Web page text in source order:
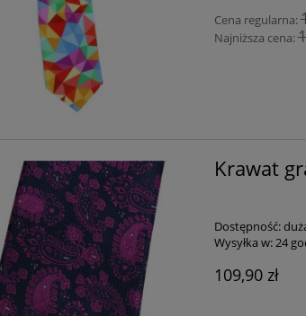
Cena regularna:
Najniższa cena:
Krawat
Dostępność:
Wysyłka w:24
109,90 zł